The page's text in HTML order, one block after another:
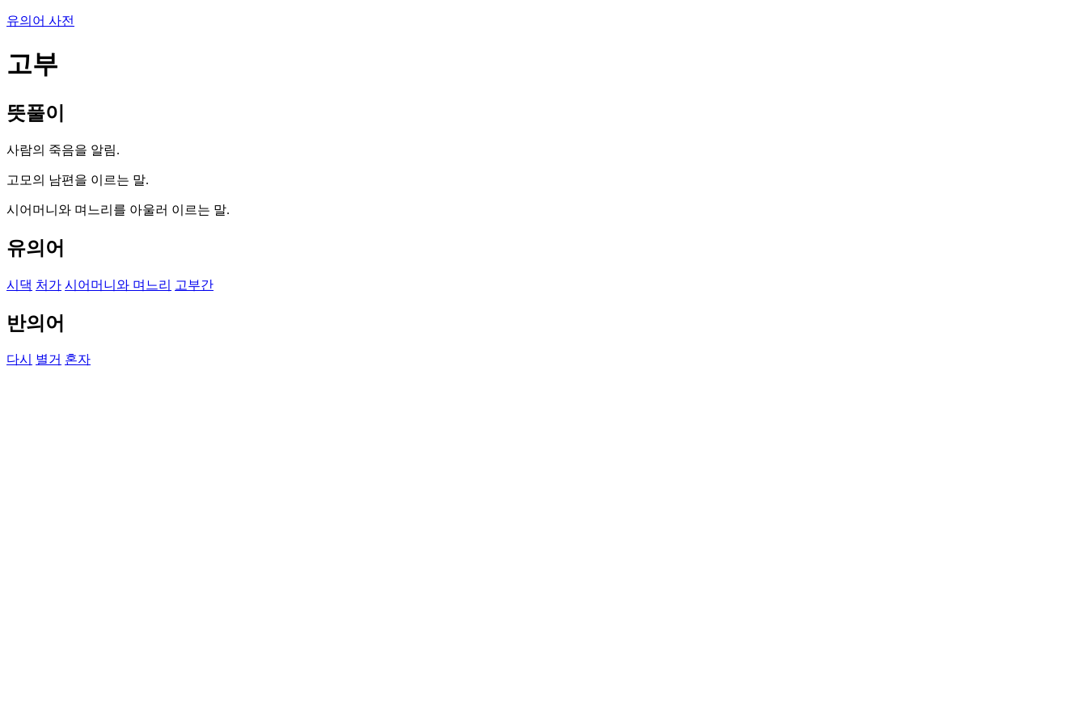
유의어 사전
고부
뜻풀이
사람의 죽음을 알림.
고모의 남편을 이르는 말.
시어머니와 며느리를 아울러 이르는 말.
유의어
시댁 처가 시어머니와 며느리 고부간
반의어
다시 별거 혼자